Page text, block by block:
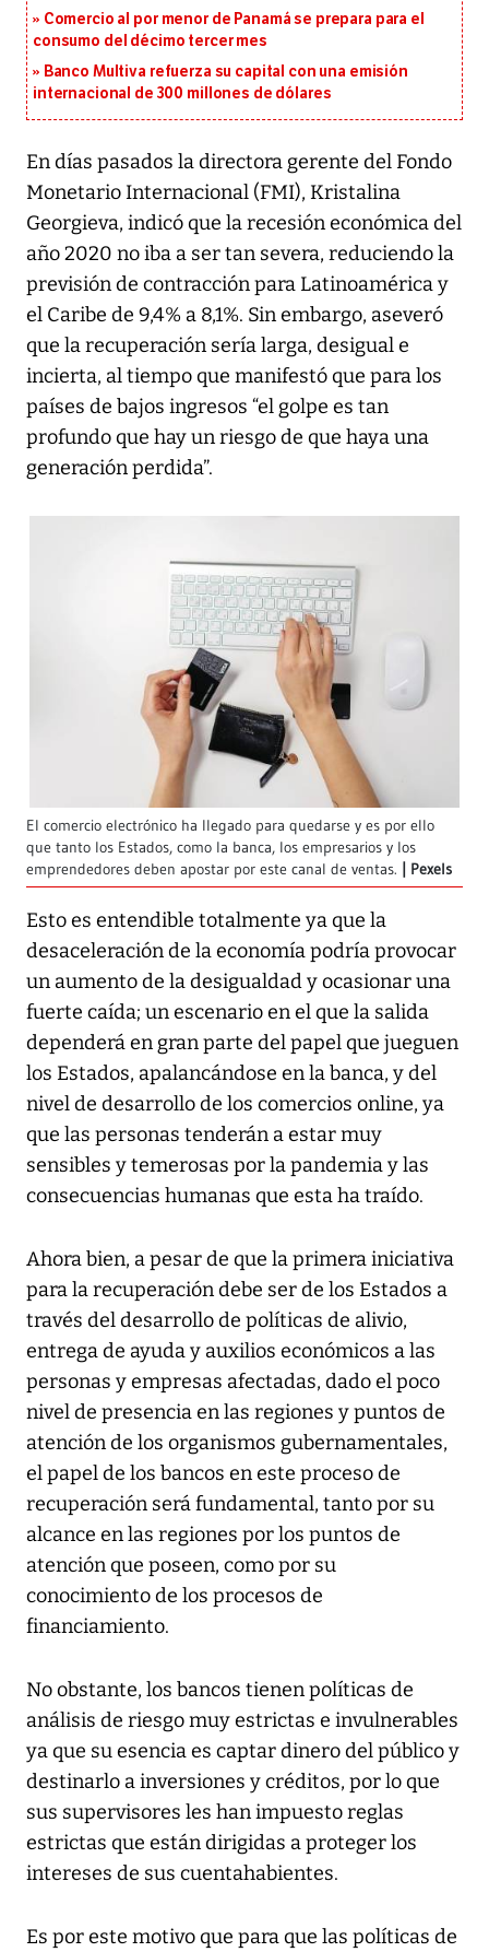
Comercio al por menor de Panamá se prepara para el
consumo del décimo tercer mes
Banco Multiva refuerza su capital con una emisión
internacional de 300 millones de dólares
En días pasados la directora gerente del Fondo
Monetario Internacional (FMI), Kristalina
Georgieva, indicó que la recesión económica del
año 2020 no iba a ser tan severa, reduciendo la
previsión de contracción para Latinoamérica y
el Caribe de 9,4% a 8,1%. Sin embargo, aseveró
que la recuperación sería larga, desigual e
incierta, al tiempo que manifestó que para los
países de bajos ingresos “el golpe es tan
profundo que hay un riesgo de que haya una
generación perdida”.
El comercio electrónico ha llegado para quedarse y es por ello
que tanto los Estados, como la banca, los empresarios y los
emprendedores deben apostar por este canal de ventas.
Pexels
Esto es entendible totalmente ya que la
desaceleración de la economía podría provocar
un aumento de la desigualdad y ocasionar una
fuerte caída; un escenario en el que la salida
dependerá en gran parte del papel que jueguen
los Estados, apalancándose en la banca, y del
nivel de desarrollo de los comercios online, ya
que las personas tenderán a estar muy
sensibles y temerosas por la pandemia y las
consecuencias humanas que esta ha traído.
Ahora bien, a pesar de que la primera iniciativa
para la recuperación debe ser de los Estados a
través del desarrollo de políticas de alivio,
entrega de ayuda y auxilios económicos a las
personas y empresas afectadas, dado el poco
nivel de presencia en las regiones y puntos de
atención de los organismos gubernamentales,
el papel de los bancos en este proceso de
recuperación será fundamental, tanto por su
alcance en las regiones por los puntos de
atención que poseen, como por su
conocimiento de los procesos de
financiamiento.
No obstante, los bancos tienen políticas de
análisis de riesgo muy estrictas e invulnerables
ya que su esencia es captar dinero del público y
destinarlo a inversiones y créditos, por lo que
sus supervisores les han impuesto reglas
estrictas que están dirigidas a proteger los
intereses de sus cuentahabientes.
Es por este motivo que para que las políticas de